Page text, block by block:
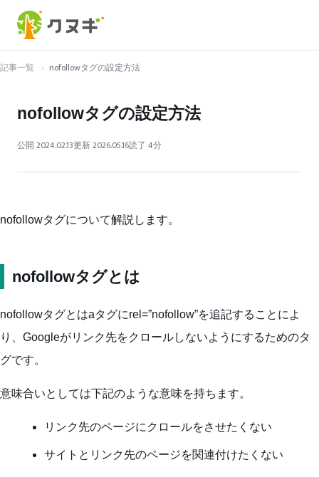
記事一覧 › nofollowタグの設定方法
nofollowタグの設定方法
公開 2024.02.13更新 2026.05.16読了 4分
nofollowタグについて解説します。
nofollowタグとは
nofollowタグとはaタグにrel=”nofollow”を追記することによ
り、Googleがリンク先をクロールしないようにするためのタ
グです。
意味合いとしては下記のような意味を持ちます。
リンク先のページにクロールをさせたくない
サイトとリンク先のページを関連付けたくない